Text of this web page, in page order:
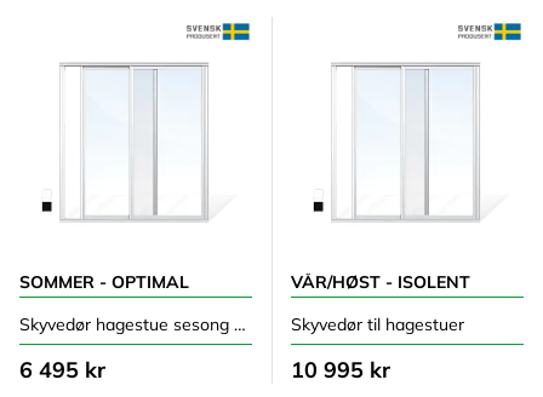
SOMMER - OPTIMAL
Skyvedør hagestue sesong sommer
6 495 kr
VÅR/HØST - ISOLENT
Skyvedør til hagestuer
10 995 kr